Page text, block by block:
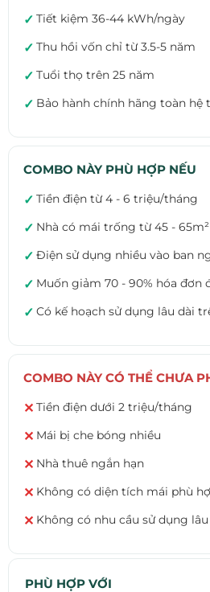
✓ Tiết kiệm 36-44 kWh/ngày
✓ Thu hồi vốn chỉ từ 3.5-5 năm
✓ Tuổi thọ trên 25 năm
✓ Bảo hành chính hãng toàn hệ
COMBO NÀY PHÙ HỢP NẾU
✓ Tiền điện từ 4 - 6 triệu/tháng
✓ Nhà có mái trống từ 45 - 65m²
✓ Điện sử dụng nhiều vào ban
✓ Muốn giảm 70 - 90% hóa đơn
✓ Có kế hoạch sử dụng lâu dài
COMBO NÀY CÓ THỂ CHƯA
✕ Tiền điện dưới 2 triệu/tháng
✕ Mái bị che bóng nhiều
✕ Nhà thuê ngắn hạn
✕ Không có diện tích mái phù
✕ Không có nhu cầu sử dụng lâu
PHÙ HỢP VỚI